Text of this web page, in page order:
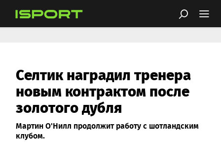
Селтик наградил тренера
новым контрактом после
золотого дубля
Мартин О'Нилл продолжит работу с шотландским
клубом.